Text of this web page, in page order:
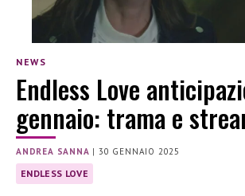
NEWS
Endless Love
gennaio: trama e
ANDREA SANNA |30 GENNAIO 2025
ENDLESS LOVE